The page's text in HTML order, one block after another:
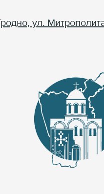
ул.